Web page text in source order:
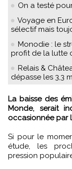
On a testé
Voyage en
sélectif mais
Monodie : le
profit de la lutte
Relais &
dépasse les 3,3
La baisse des émissions, toujours selon nos confrères du
Monde, serait
occasionnée par
Si pour le
étude, les
pression